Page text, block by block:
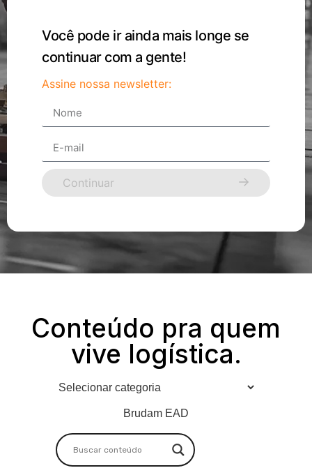
Você pode ir ainda mais longe se
continuar com a gente!
Assine nossa newsletter:
Continuar
Conteúdo pra quem
vive logística.
Brudam EAD